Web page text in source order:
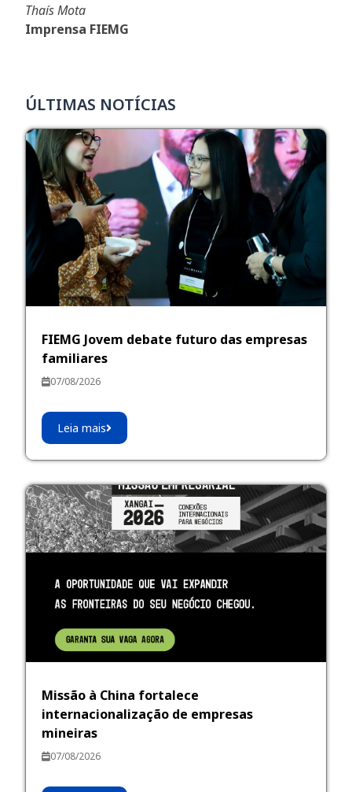
Thaís Mota
Imprensa FIEMG
ÚLTIMAS NOTÍCIAS
FIEMG Jovem debate futuro das empresas
familiares
07/08/2026
Leia mais
Missão à China fortalece
internacionalização de empresas
mineiras
07/08/2026